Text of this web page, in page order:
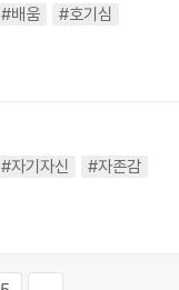
#배움
#호기심
#자기자신
#자존감